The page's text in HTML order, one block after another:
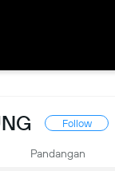
Follow
Pandangan